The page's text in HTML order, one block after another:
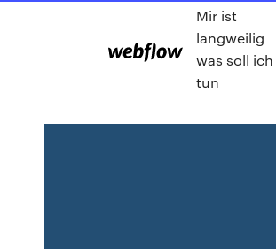
Mir ist
langweilig
was soll ich
tun